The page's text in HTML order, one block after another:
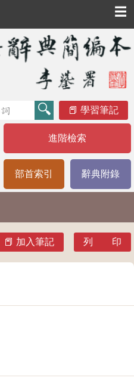
☰
學習筆記
進階檢索
部首索引 辭典附錄
加入筆記 列 印